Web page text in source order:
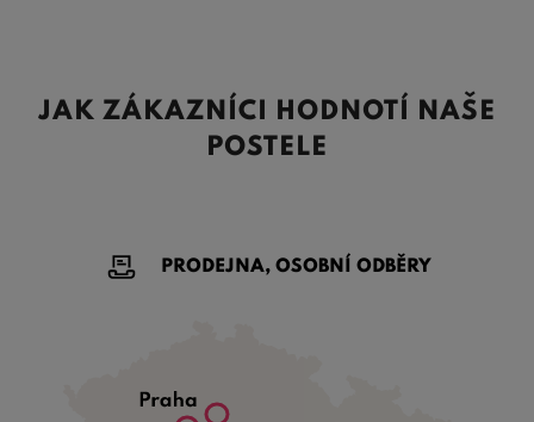
JAK ZÁKAZNÍCI HODNOTÍ NAŠE
POSTELE
PRODEJNA, OSOBNÍ ODBĚRY